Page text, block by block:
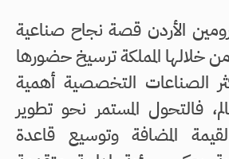
الأردن قصة نجاح صناعية
خلالها المملكة ترسيخ حضورها
الصناعات التخصصية أهمية
فالتحول المستمر نحو تطوير
المضافة وتوسيع قاعدة